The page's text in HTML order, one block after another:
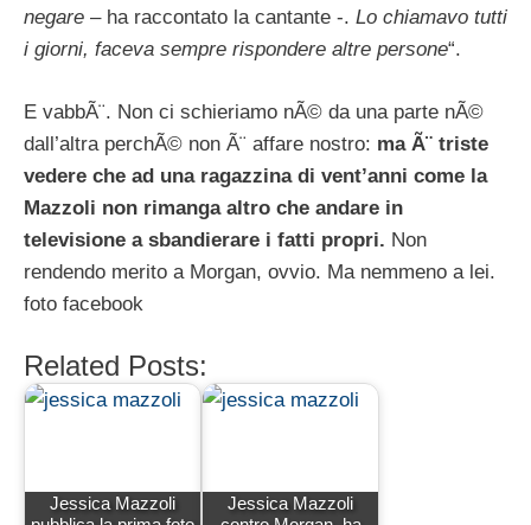
negare – ha raccontato la cantante -. Lo chiamavo tutti
i giorni, faceva sempre rispondere altre persone“.
E vabbÃ¨. Non ci schieriamo nÃ© da una parte nÃ©
dall’altra perchÃ© non Ã¨ affare nostro: ma Ã¨ triste
vedere che ad una ragazzina di vent’anni come la
Mazzoli non rimanga altro che andare in
televisione a sbandierare i fatti propri. Non
rendendo merito a Morgan, ovvio. Ma nemmeno a lei.
foto facebook
Related Posts:
Jessica Mazzoli
Jessica Mazzoli